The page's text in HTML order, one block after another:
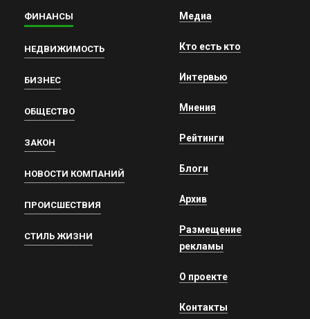
ФИНАНСЫ
НЕДВИЖИМОСТЬ
БИЗНЕС
ОБЩЕСТВО
ЗАКОН
НОВОСТИ КОМПАНИЙ
ПРОИСШЕСТВИЯ
СТИЛЬ ЖИЗНИ
Медиа
Кто есть кто
Интервью
Мнения
Рейтинги
Блоги
Архив
Размещение
рекламы
О проекте
Контакты